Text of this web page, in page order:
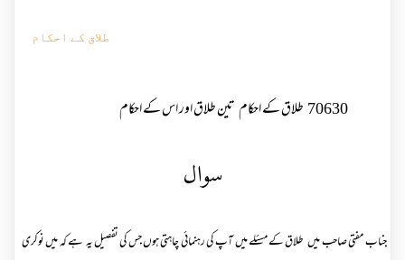
طلاق کے احکام
70630 طلاق کے احکامتین طلاق اور اس کے احکام
سوال
جناب مفتی صاحب میں طلاق کے مسئلے میں آپ کی رہنمائی چاہتی ہوں جس کی تفصیل یہ ہے کہ میں نوکری